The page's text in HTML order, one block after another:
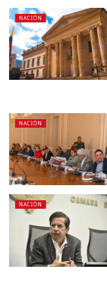
NACIÓN
NACIÓN
NACIÓN